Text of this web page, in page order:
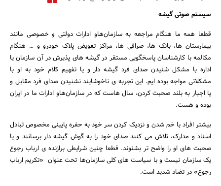
جستجو
سیستم صوتی گیشه
قطعا همه ما هنگام مراجعه به سازمان‌هاو ادارات دولتی و خصوصی مانند
بیمارستان ها، بانک ها، صرافی ها، مراکز تعویض پلاک خودرو و … هنگام
مکالمه با کارشناسان پاسخگویی مستقر در گیشه های پذیرش در آن سازمان یا
اداره با مشکل شنیدن صدای فرد گیشه دار و یا تفهیم کلام خود به او با
مشکلاتی مواجه بوده ایم. این تجربه ی ناخوشایند نشنیدن صدای فرد مقابل و
یا اجبار به بلند صحبت کردن، سال هاست که در سازمان‌هاو ادارات ما در ایران
بوده و هست.
بیشتر افراد با خم شدن و نزدیک کردن سر خود به حفره پایینی مخصوص تبادل
اسناد و مدارک، تلاش می کنند صدای خود را به گوش گیشه دار برسانند و یا
صحبت های او را واضح تر بشنوند. قطعا چنین شرایطی برازنده ی ارباب رجوع
یک سازمان نیست و با سیاست های کلی سازمان‌ها تحت عنوان «تکریم ارباب
رجوع» در تضاد شدید است.